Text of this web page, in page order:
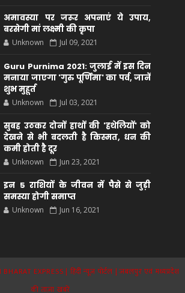
अमावस्या पर जरूर अपनाएं ये उपाय,
बरसेगी मां लक्ष्मी की कृपा
Unknown Jul 09, 2021
Guru Purnima 2021: जुलाई में इस दिन
मनाया जाएगा 'गुरु पूर्णिमा' का पर्व, जानें
शुभ मुहूर्त
Unknown Jul 03, 2021
सुबह उठकर दोनों हाथों की 'हथेलियों' को
देखने से भी बदलती है किस्मत, धन की
कमी होती है दूर
Unknown Jun 23, 2021
इन 5 राशियों के जीवन में पैसे से जुड़ी
समस्या होगी समाप्त
Unknown Jun 16, 2021
BHARAT EXPRESS | हिंदी न्यूज़ पोर्टल | जबलपुर एवं मध्यप्रदेश
की ताज़ा खबरें